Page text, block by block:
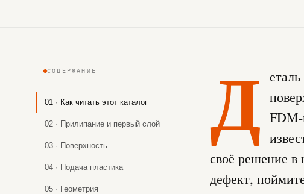
СОДЕРЖАНИЕ
01 · Как читать этот каталог
02 · Прилипание и первый слой
03 · Поверхность
04 · Подача пластика
05 · Геометрия
Д FDM-
своё решение в
дефект,